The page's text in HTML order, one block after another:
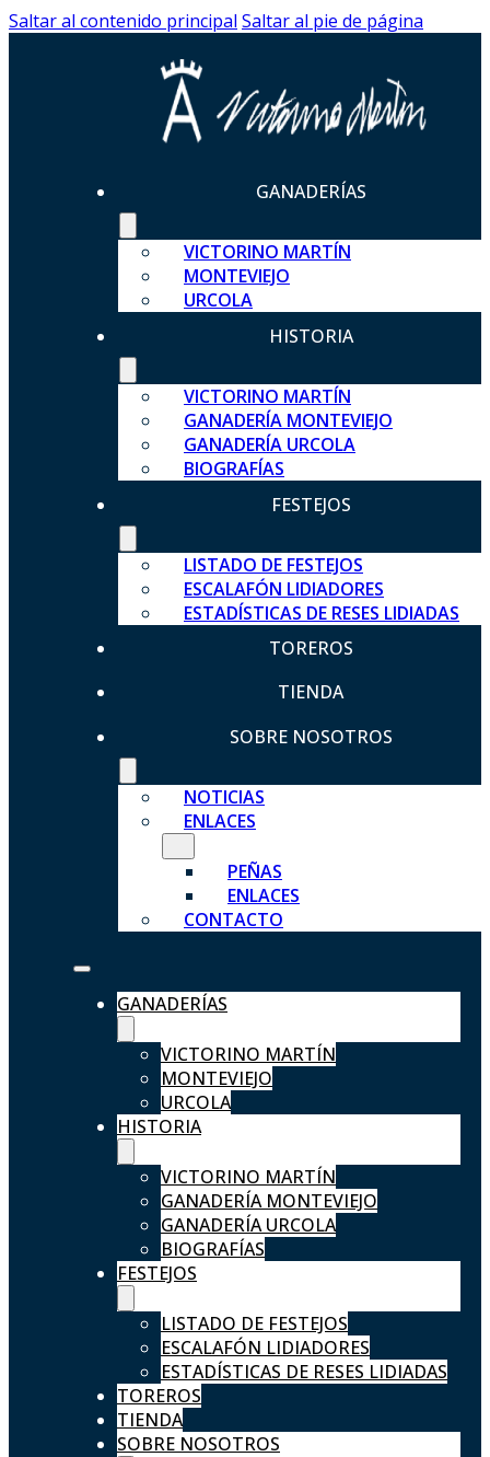
Saltar al contenido principal Saltar al pie de página
GANADERÍAS
VICTORINO MARTÍN
MONTEVIEJO
URCOLA
HISTORIA
VICTORINO MARTÍN
GANADERÍA MONTEVIEJO
GANADERÍA URCOLA
BIOGRAFÍAS
FESTEJOS
LISTADO DE FESTEJOS
ESCALAFÓN LIDIADORES
ESTADÍSTICAS DE RESES LIDIADAS
TOREROS
TIENDA
SOBRE NOSOTROS
NOTICIAS
ENLACES
PEÑAS
ENLACES
CONTACTO
GANADERÍAS
VICTORINO MARTÍN
MONTEVIEJO
URCOLA
HISTORIA
VICTORINO MARTÍN
GANADERÍA MONTEVIEJO
GANADERÍA URCOLA
BIOGRAFÍAS
FESTEJOS
LISTADO DE FESTEJOS
ESCALAFÓN LIDIADORES
ESTADÍSTICAS DE RESES LIDIADAS
TOREROS
TIENDA
SOBRE NOSOTROS